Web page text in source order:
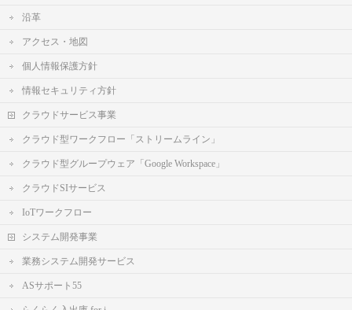
沿革
アクセス・地図
個人情報保護方針
情報セキュリティ方針
クラウドサービス事業
クラウド型ワークフロー「ストリームライン」
クラウド型グループウェア「Google Workspace」
クラウドSIサービス
IoTワークフロー
システム開発事業
業務システム開発サービス
ASサポート55